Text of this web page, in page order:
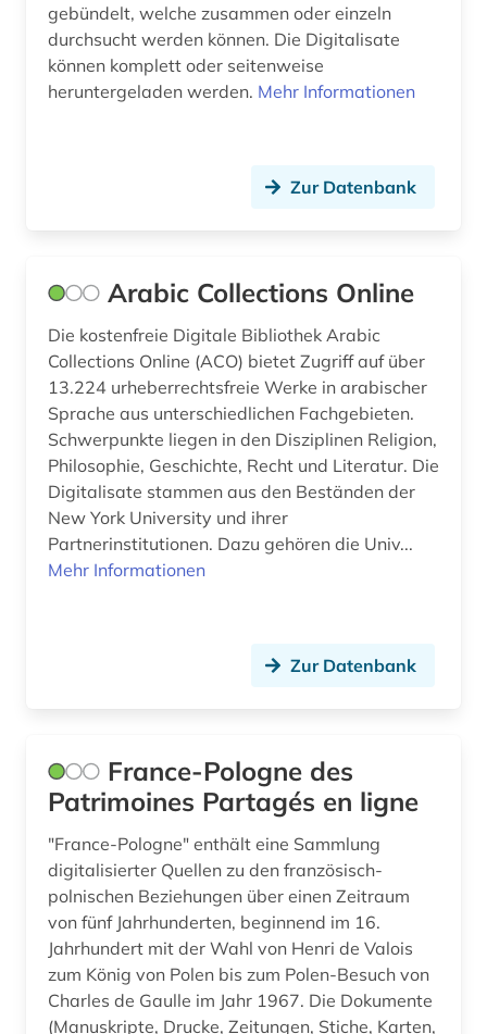
verzeichnis (2)
volkskunde (1)
zeitschrift (3)
zweiter weltkrieg (1)
österreich (1)
österreichische nationalbibliothek (1)
gebündelt, welche zusammen oder einzeln
durchsucht werden können. Die Digitalisate
können komplett oder seitenweise
heruntergeladen werden. Mehr Informationen
Zur Datenbank
Arabic Collections Online
Die kostenfreie Digitale Bibliothek Arabic
Collections Online (ACO) bietet Zugriff auf über
13.224 urheberrechtsfreie Werke in arabischer
Sprache aus unterschiedlichen Fachgebieten.
Schwerpunkte liegen in den Disziplinen Religion,
Philosophie, Geschichte, Recht und Literatur. Die
Digitalisate stammen aus den Beständen der
New York University und ihrer
Partnerinstitutionen. Dazu gehören die Univ...
Mehr Informationen
Zur Datenbank
France-Pologne des
Patrimoines Partagés en ligne
"France-Pologne" enthält eine Sammlung
digitalisierter Quellen zu den französisch-
polnischen Beziehungen über einen Zeitraum
von fünf Jahrhunderten, beginnend im 16.
Jahrhundert mit der Wahl von Henri de Valois
zum König von Polen bis zum Polen-Besuch von
Charles de Gaulle im Jahr 1967. Die Dokumente
(Manuskripte, Drucke, Zeitungen, Stiche, Karten,